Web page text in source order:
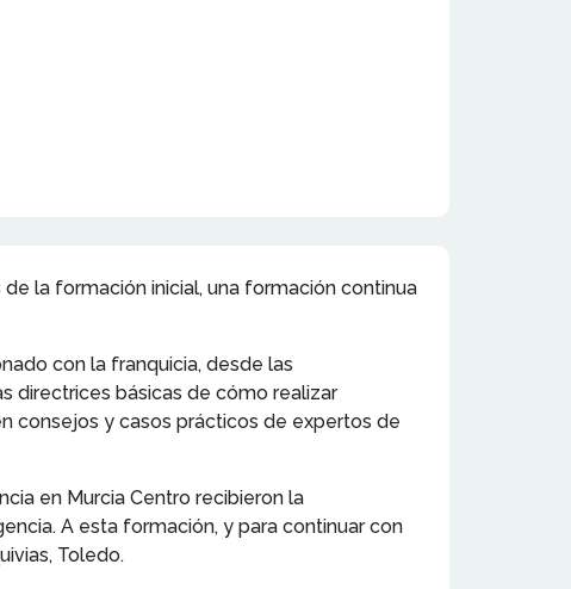
la formación inicial, una formación continua
con la franquicia, desde las
directrices básicas de cómo realizar
consejos y casos prácticos de expertos de
en Murcia Centro recibieron la
A esta formación, y para continuar con
Toledo.